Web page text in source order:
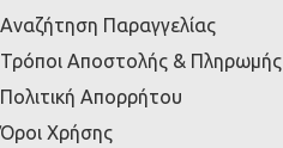
Αναζήτηση Παραγγελίας
Τρόποι Αποστολής & Πληρωμής
Πολιτική Απορρήτου
Όροι Χρήσης